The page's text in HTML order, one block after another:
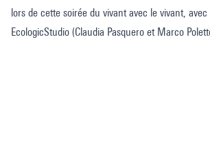
lors de cette soirée du vivant avec le vivant,
EcologicStudio (Claudia Pasquero et Marco